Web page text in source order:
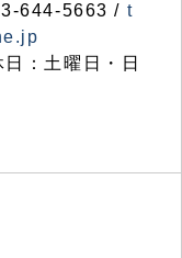
644-5663 / t
：土曜日・日